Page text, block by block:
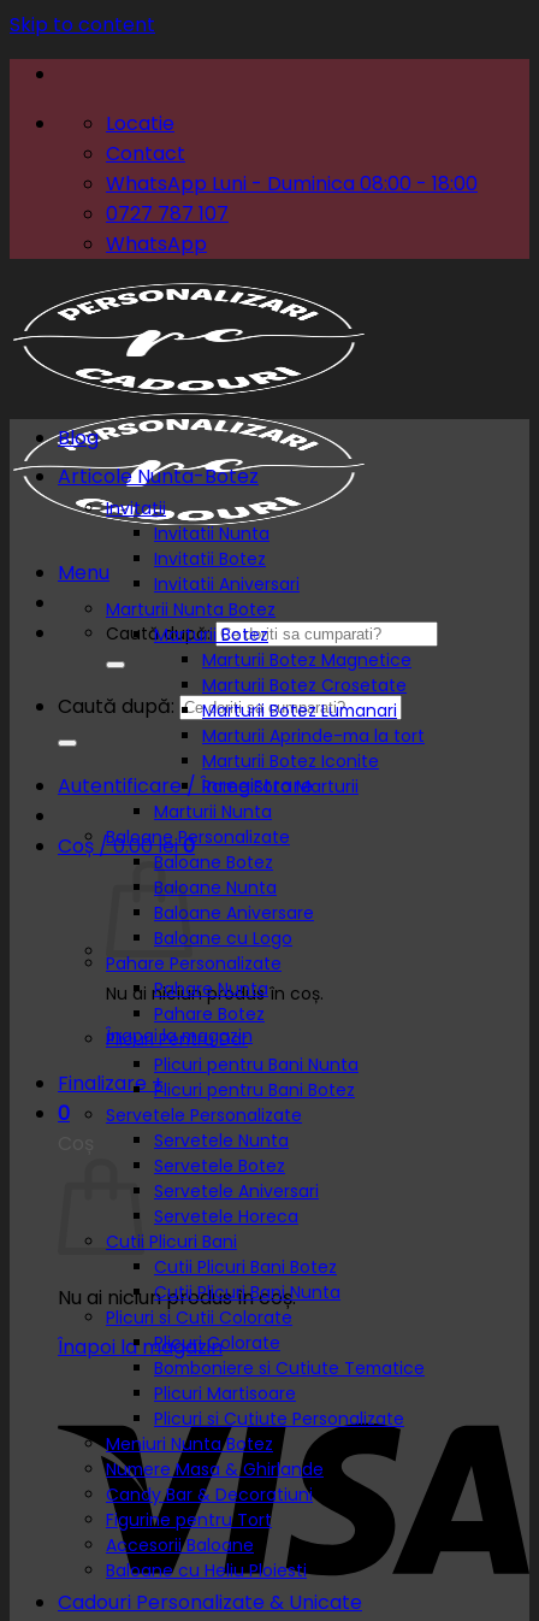
Skip to content
Locatie
Contact
WhatsApp Luni - Duminica 08:00 - 18:00
0727 787 107
WhatsApp
Menu
Caută după:
Caută după:
Autentificare / Înregistrare
Coș /0.00lei0
Nu ai niciun produs în coș.
Înapoi la magazin
Finalizare +
0
Nu ai niciun produs în coș.
Înapoi la magazin
Blog
Articole Nunta-Botez
Invitatii
Invitatii Nunta
Invitatii Botez
Invitatii Aniversari
Marturii Nunta Botez
Marturii Botez
Marturii Botez Magnetice
Marturii Botez Crosetate
Marturii Botez Lumanari
Marturii Aprinde-ma la tort
Marturii Botez Iconite
Rame Foto Marturii
Marturii Nunta
Baloane Personalizate
Baloane Botez
Baloane Nunta
Baloane Aniversare
Baloane cu Logo
Pahare Personalizate
Pahare Nunta
Pahare Botez
Plicuri Pentru Dar
Plicuri pentru Bani Nunta
Plicuri pentru Bani Botez
Servetele Personalizate
Servetele Nunta
Servetele Botez
Servetele Aniversari
Servetele Horeca
Cutii Plicuri Bani
Cutii Plicuri Bani Botez
Cutii Plicuri Bani Nunta
Plicuri si Cutii Colorate
Plicuri Colorate
Bomboniere si Cutiute Tematice
Plicuri Martisoare
Plicuri si Cutiute Personalizate
Meniuri Nunta Botez
Numere Masa & Ghirlande
Candy Bar & Decoratiuni
Figurine pentru Tort
Accesorii Baloane
Baloane cu Heliu Ploiesti
Cadouri Personalizate & Unicate